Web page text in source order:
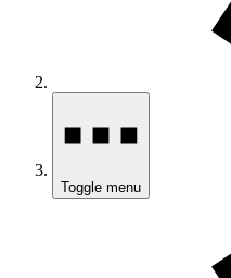
Toggle menu